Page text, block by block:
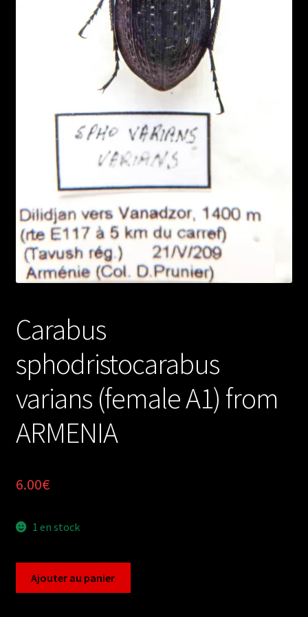
Carabus
sphodristocarabus
varians (female A1) from
ARMENIA
6.00€
1 en stock
Ajouter au panier